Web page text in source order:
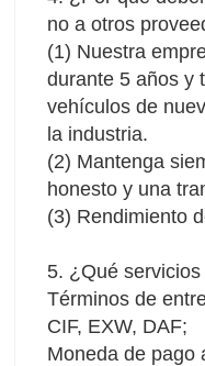
no a otros
(1) Nuestra
durante 5 años y
vehículos de
la industria.
(2) Mantenga
honesto y una
(3) Rendimiento
5. ¿Qué
Términos de
CIF, EXW, DAF;
Moneda de pago